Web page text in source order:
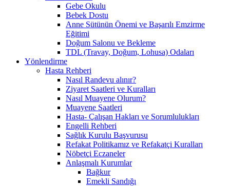
Gebe Okulu
Bebek Dostu
Anne Sütünün Önemi ve Başarılı Emzirme
Eğitimi
Doğum Salonu ve Bekleme
TDL (Travay, Doğum, Lohusa) Odaları
Yönlendirme
Hasta Rehberi
Nasıl Randevu alınır?
Ziyaret Saatleri ve Kuralları
Nasıl Muayene Olurum?
Muayene Saatleri
Hasta- Çalışan Hakları ve Sorumlulukları
Engelli Rehberi
Sağlık Kurulu Başvurusu
Refakat Politikamız ve Refakatçi Kuralları
Nöbetçi Eczaneler
Anlaşmalı Kurumlar
Bağkur
Emekli Sandığı